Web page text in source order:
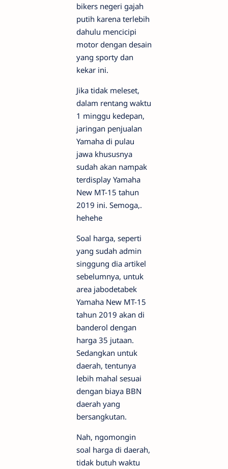
bikers negeri gajah
putih karena terlebih
dahulu mencicipi
motor dengan desain
yang sporty dan
kekar ini.
Jika tidak meleset,
dalam rentang waktu
1 minggu kedepan,
jaringan penjualan
Yamaha di pulau
jawa khususnya
sudah akan nampak
terdisplay Yamaha
New MT-15 tahun
2019 ini. Semoga,.
hehehe
Soal harga, seperti
yang sudah admin
singgung dia artikel
sebelumnya, untuk
area jabodetabek
Yamaha New MT-15
tahun 2019 akan di
banderol dengan
harga 35 jutaan.
Sedangkan untuk
daerah, tentunya
lebih mahal sesuai
dengan biaya BBN
daerah yang
bersangkutan.
Nah, ngomongin
soal harga di daerah,
tidak butuh waktu